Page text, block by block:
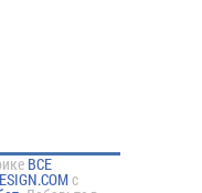
ВСЕ
с